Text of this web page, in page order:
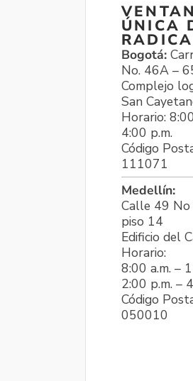
ÚNICA
Bogotá:
No. 46A –
Complejo
San
Horario:
4:00 p.m.
Código
111071
Medellín:
Calle 49
piso 14
Edificio del
Horario:
8:00 a.m. –
2:00 p.m. –
Código
050010